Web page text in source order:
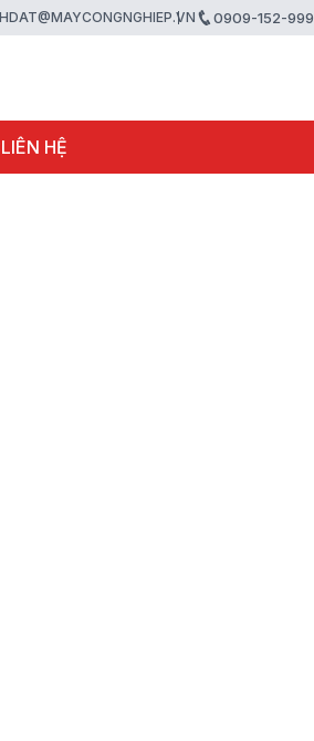
0909-152-999
LIÊN HỆ